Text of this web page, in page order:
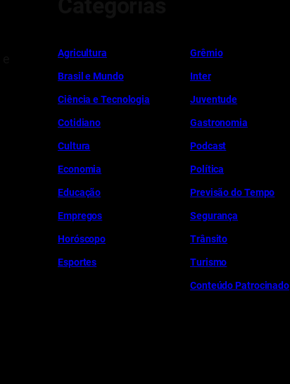
Agricultura
Brasil e Mundo
Ciência e Tecnologia
Cotidiano
Cultura
Economia
Educação
Empregos
Horóscopo
Esportes
Grêmio
Inter
Juventude
Gastronomia
Podcast
Política
Previsão do Tempo
Segurança
Trânsito
Turismo
Conteúdo Patrocinado